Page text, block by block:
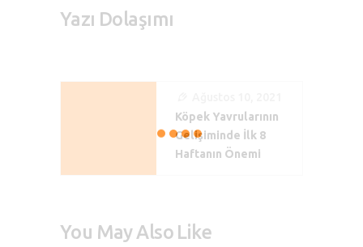
Yazı Dolaşımı
Köpek Yavrularının
Gelişiminde İlk 8
Haftanın Önemi
You May Also Like